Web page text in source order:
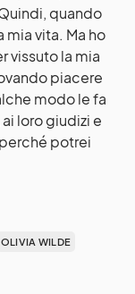
quando
mia vita. Ma ho
vissuto la mia
piacere
modo le fa
loro giudizi e
potrei
OLIVIA WILDE